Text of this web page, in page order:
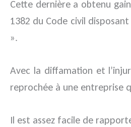
Cette dernière a obtenu
1382 du Code civil
».
Avec la diffamation et
reprochée à une entreprise
Il est assez facile de